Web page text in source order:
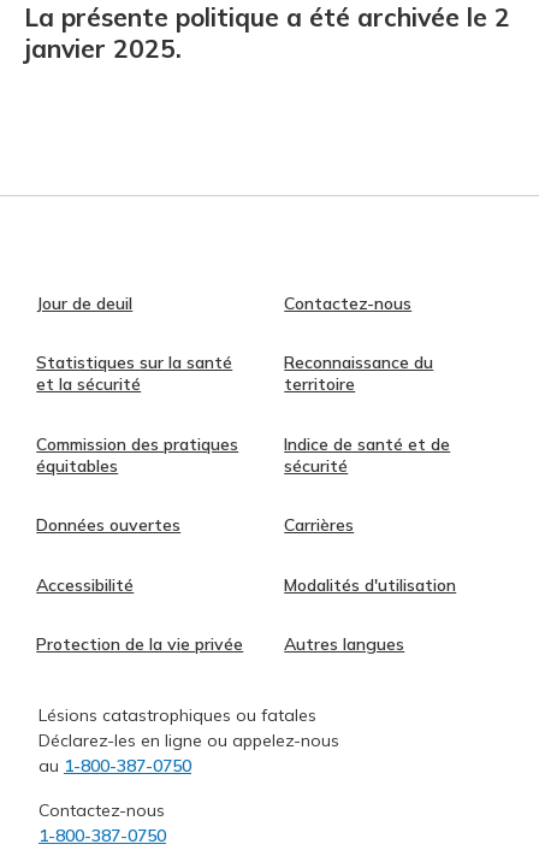
La présente politique a été archivée le 2
janvier 2025.
Jour de deuil Contactez-nous
Statistiques sur la santé
et la sécurité
Reconnaissance du
territoire
Commission des pratiques
équitables
Indice de santé et de
sécurité
Données ouvertes Carrières
Accessibilité Modalités d'utilisation
Protection de la vie privée Autres langues
Lésions catastrophiques ou fatales
Déclarez-les en ligne ou appelez-nous
au 1-800-387-0750
Contactez-nous
1-800-387-0750